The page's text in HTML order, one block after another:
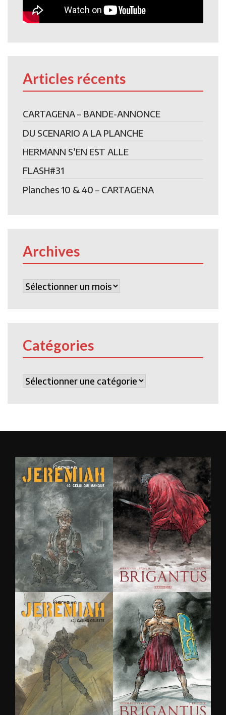
Articles récents
CARTAGENA – BANDE-ANNONCE
DU SCENARIO A LA PLANCHE
HERMANN S’EN EST ALLE
FLASH#31
Planches 10 & 40 – CARTAGENA
Archives
Archives
Catégories
Catégories